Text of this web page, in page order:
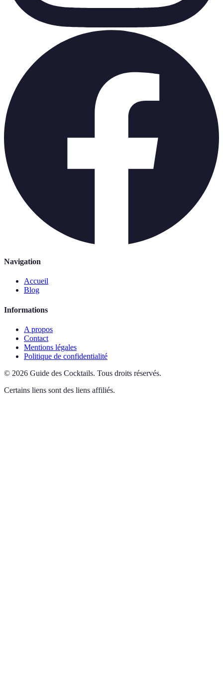
Navigation
Accueil
Blog
Informations
A propos
Contact
Mentions légales
Politique de confidentialité
© 2026 Guide des Cocktails. Tous droits réservés.
Certains liens sont des liens affiliés.